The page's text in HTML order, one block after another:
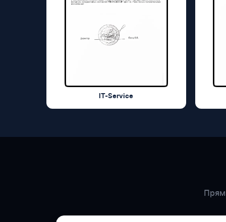
IT-Service